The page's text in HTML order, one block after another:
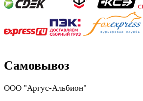
Самовывоз
ООО "Аргус-Альбион"